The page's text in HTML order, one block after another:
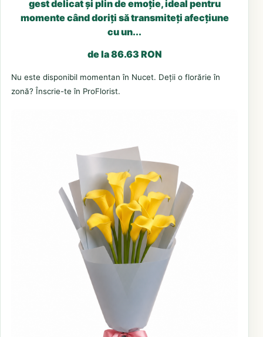
gest delicat și plin de emoție, ideal pentru
momente când doriți să transmiteți afecțiune
cu un...
de la 86.63 RON
Nu este disponibil momentan în Nucet. Deții o florărie în
zonă? Înscrie-te în ProFlorist.